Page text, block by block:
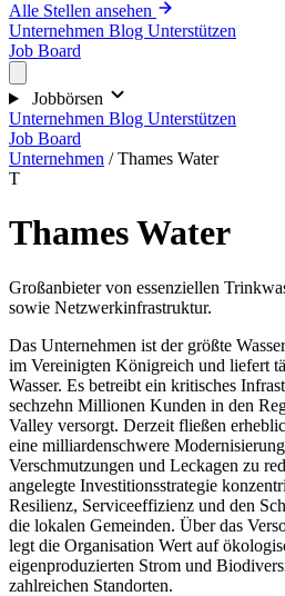
Alle Stellen ansehen
Unternehmen Blog Unterstützen
Job Board
Jobbörsen
Unternehmen Blog Unterstützen
Job Board
Unternehmen / Thames Water
T
Thames Water
Großanbieter von essenziellen
sowie Netzwerkinfrastruktur.
Das Unternehmen ist der größte
im Vereinigten Königreich und liefert
Wasser. Es betreibt ein kritisches
sechzehn Millionen Kunden in den
Valley versorgt. Derzeit fließen
eine milliardenschwere
Verschmutzungen und Leckagen zu
angelegte Investitionsstrategie
Resilienz, Serviceeffizienz und den
die lokalen Gemeinden. Über das
legt die Organisation Wert auf
eigenproduzierten Strom und
zahlreichen Standorten.